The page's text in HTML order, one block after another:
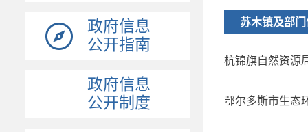
政府信息
公开指南
政府信息
公开制度
苏木镇及部
杭锦旗自然资源
鄂尔多斯市生态